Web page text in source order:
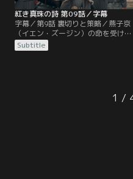
紅き真珠の詩 第09話／字幕
字幕／第9話 裏切りと策略／燕子京
（イエン・ズージン）の命を受けた
端午（ドゥアンウー）は崔十九（ツ
イ・シージウ）を制して蕃商・施那
を裏切った証拠が出てきて制裁を受
け、翌日、燕子京が衛彦の殺害容疑
Subtitle
1